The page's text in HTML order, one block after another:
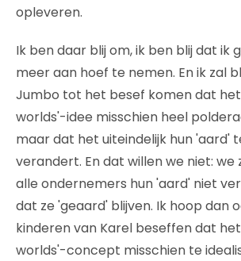
opleveren.
Ik ben daar blij om, ik ben blij dat ik
meer aan hoef te nemen. En ik zal
Jumbo tot het besef komen dat
worlds'-idee misschien heel
maar dat het uiteindelijk hun 'aard'
verandert. En dat willen we niet: we
alle ondernemers hun 'aard' niet
dat ze 'geaard' blijven. Ik hoop dan
kinderen van Karel beseffen dat
worlds'-concept misschien te